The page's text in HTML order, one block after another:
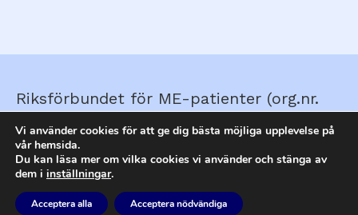
Riksförbundet för ME-patienter (org.nr.
857210-0579) © Skapad av
Ella&Sigrid
Webbplatskarta
integritet
RSS Cookies
Vi använder cookies för att ge dig bästa möjliga upplevelse på
vår hemsida.
Du kan läsa mer om vilka cookies vi använder och stänga av
dem i inställningar.
Acceptera alla Acceptera nödvändiga